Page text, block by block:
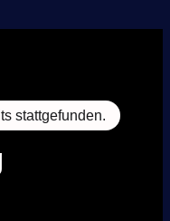
stattgefunden.